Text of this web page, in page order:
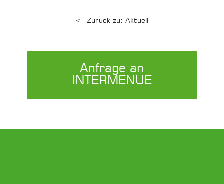
<- Zurück zu: Aktuell
Anfrage an
INTERMENUE